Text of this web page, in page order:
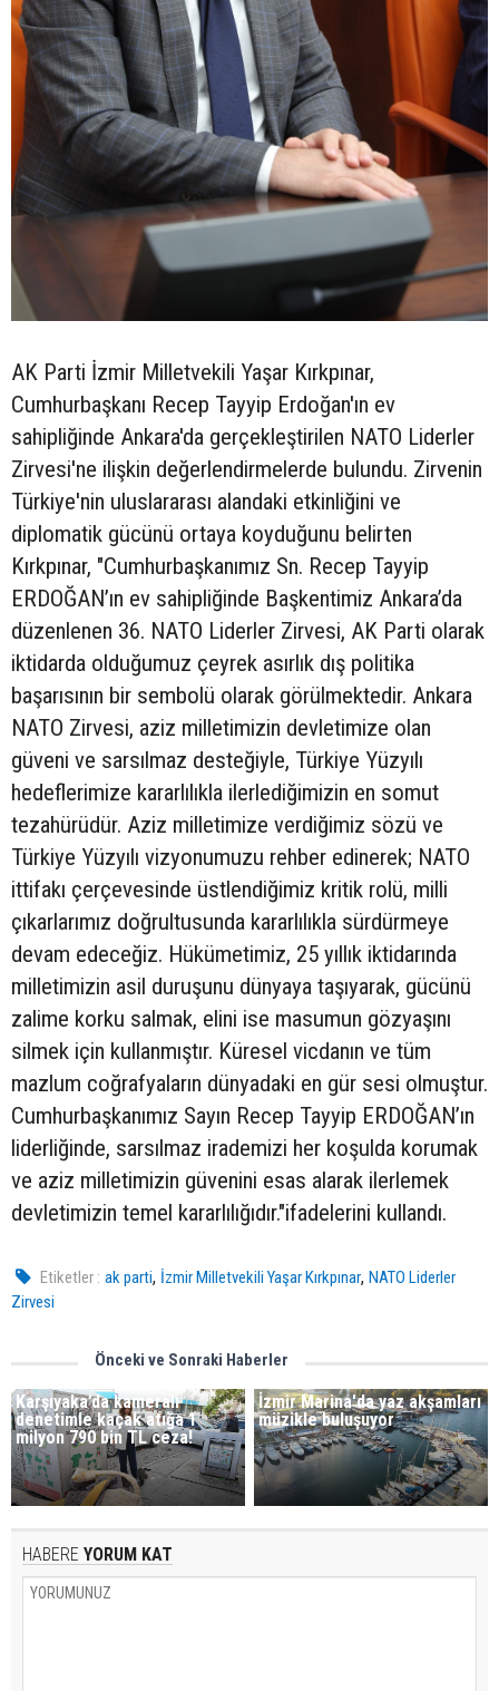
AK Parti İzmir Milletvekili Yaşar Kırkpınar,
Cumhurbaşkanı Recep Tayyip Erdoğan'ın ev
sahipliğinde Ankara'da gerçekleştirilen NATO Liderler
Zirvesi'ne ilişkin değerlendirmelerde bulundu. Zirvenin
Türkiye'nin uluslararası alandaki etkinliğini ve
diplomatik gücünü ortaya koyduğunu belirten
Kırkpınar, "Cumhurbaşkanımız Sn. Recep Tayyip
ERDOĞAN’ın ev sahipliğinde Başkentimiz Ankara’da
düzenlenen 36. NATO Liderler Zirvesi, AK Parti olarak
iktidarda olduğumuz çeyrek asırlık dış politika
başarısının bir sembolü olarak görülmektedir. Ankara
NATO Zirvesi, aziz milletimizin devletimize olan
güveni ve sarsılmaz desteğiyle, Türkiye Yüzyılı
hedeflerimize kararlılıkla ilerlediğimizin en somut
tezahürüdür. Aziz milletimize verdiğimiz sözü ve
Türkiye Yüzyılı vizyonumuzu rehber edinerek; NATO
ittifakı çerçevesinde üstlendiğimiz kritik rolü, milli
çıkarlarımız doğrultusunda kararlılıkla sürdürmeye
devam edeceğiz. Hükümetimiz, 25 yıllık iktidarında
milletimizin asil duruşunu dünyaya taşıyarak, gücünü
zalime korku salmak, elini ise masumun gözyaşını
silmek için kullanmıştır. Küresel vicdanın ve tüm
mazlum coğrafyaların dünyadaki en gür sesi olmuştur.
Cumhurbaşkanımız Sayın Recep Tayyip ERDOĞAN’ın
liderliğinde, sarsılmaz irademizi her koşulda korumak
ve aziz milletimizin güvenini esas alarak ilerlemek
devletimizin temel kararlılığıdır."ifadelerini kullandı.
Etiketler : ak parti, İzmir Milletvekili Yaşar Kırkpınar,NATO Liderler
Zirvesi
Önceki ve Sonraki Haberler
Karşıyaka’da kameralı
denetimle kaçak atığa 1
milyon 790 bin TL ceza!
İzmir Marina'da yaz akşamları
müzikle buluşuyor
HABERE YORUM KAT